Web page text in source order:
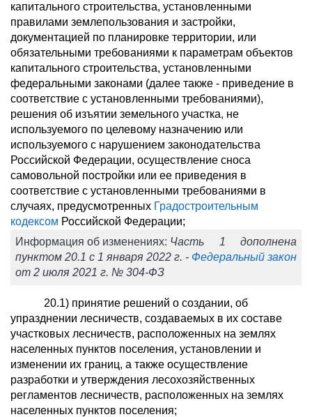
капитального строительства, установленными
правилами землепользования и застройки,
документацией по планировке территории, или
обязательными требованиями к параметрам объектов
капитального строительства, установленными
федеральными законами (далее также - приведение в
соответствие с установленными требованиями),
решения об изъятии земельного участка, не
используемого по целевому назначению или
используемого с нарушением законодательства
Российской Федерации, осуществление сноса
самовольной постройки или ее приведения в
соответствие с установленными требованиями в
случаях, предусмотренных Градостроительным
кодексом Российской Федерации;
Информация об изменениях: Часть 1 дополнена
пунктом 20.1 с 1 января 2022 г. - Федеральный закон
от 2 июля 2021 г. № 304-ФЗ
20.1) принятие решений о создании, об
упразднении лесничеств, создаваемых в их составе
участковых лесничеств, расположенных на землях
населенных пунктов поселения, установлении и
изменении их границ, а также осуществление
разработки и утверждения лесохозяйственных
регламентов лесничеств, расположенных на землях
населенных пунктов поселения;